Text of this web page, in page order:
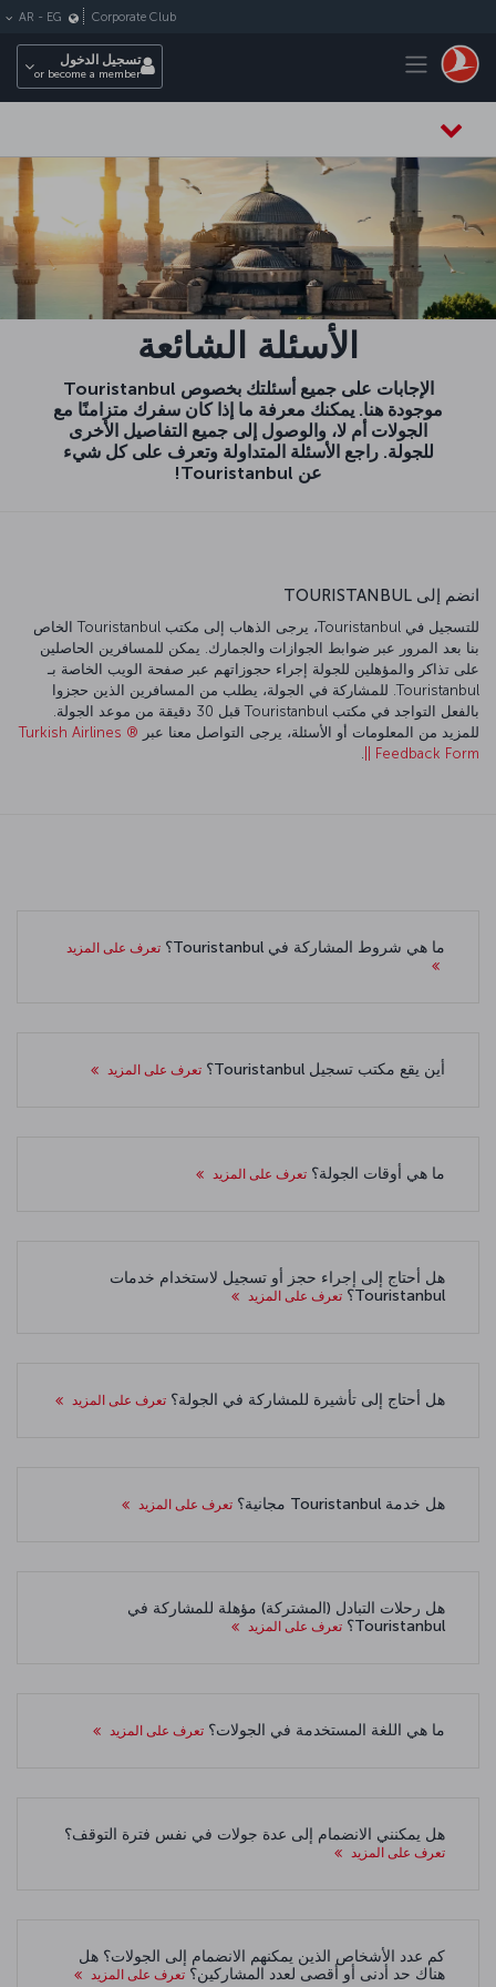
Toggle navigation
Corporate Club
AR - EG
تسجيل الدخول
or become a member
الأسئلة الشائعة
الإجابات على جميع أسئلتك بخصوص Touristanbul
موجودة هنا. يمكنك معرفة ما إذا كان سفرك متزامنًا مع
الجولات أم لا، والوصول إلى جميع التفاصيل الأخرى
للجولة. راجع الأسئلة المتداولة وتعرف على كل شيء
عن Touristanbul!
انضم إلى TOURISTANBUL
للتسجيل في Touristanbul، يرجى الذهاب إلى مكتب Touristanbul الخاص
بنا بعد المرور عبر ضوابط الجوازات والجمارك. يمكن للمسافرين الحاصلين
على تذاكر والمؤهلين للجولة إجراء حجوزاتهم عبر صفحة الويب الخاصة بـ
Touristanbul. للمشاركة في الجولة، يطلب من المسافرين الذين حجزوا
بالفعل التواجد في مكتب Touristanbul قبل 30 دقيقة من موعد الجولة.
للمزيد من المعلومات أو الأسئلة، يرجى التواصل معنا عبر Turkish Airlines ®️
|| Feedback Form
ما هي شروط المشاركة في Touristanbul؟ تعرف على المزيد
أين يقع مكتب تسجيل Touristanbul؟ تعرف على المزيد
ما هي أوقات الجولة؟ تعرف على المزيد
هل أحتاج إلى إجراء حجز أو تسجيل لاستخدام خدمات
Touristanbul؟
تعرف على المزيد
هل أحتاج إلى تأشيرة للمشاركة في الجولة؟ تعرف على المزيد
هل خدمة Touristanbul مجانية؟ تعرف على المزيد
هل رحلات التبادل (المشتركة) مؤهلة للمشاركة في
Touristanbul؟
تعرف على المزيد
ما هي اللغة المستخدمة في الجولات؟ تعرف على المزيد
هل يمكنني الانضمام إلى عدة جولات في نفس فترة التوقف؟
تعرف على المزيد
كم عدد الأشخاص الذين يمكنهم الانضمام إلى الجولات؟ هل
هناك حد أدنى أو أقصى لعدد المشاركين؟ تعرف على المزيد